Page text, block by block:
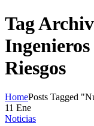
Tag
Riesgos
HomePosts Tagged
11 Ene
Noticias